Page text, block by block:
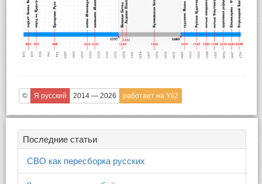
© Я русский 2014 — 2026 работает на Yii2
Последние статьи
СВО как пересборка русских